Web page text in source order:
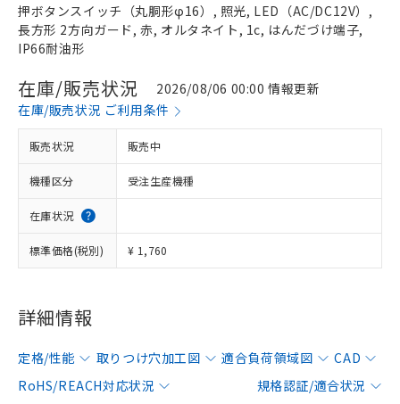
押ボタンスイッチ（丸胴形φ16）, 照光, LED（AC/DC12V）,
長方形 2方向ガード, 赤, オルタネイト, 1c, はんだづけ端子,
IP66耐油形
在庫/販売状況
2026/08/06 00:00 情報更新
在庫/販売状況 ご利用条件
販売状況 販売中
機種区分 受注生産機種
在庫状況
標準価格(税別) ¥ 1,760
詳細情報
定格/性能 取りつけ穴加工図 適合負荷領域図
CAD
RoHS/REACH対応状況
規格認証/適合状況